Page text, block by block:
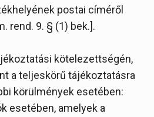
postai címéről
rend. 9. § (1) bek.].
kötelezettségén,
a teljeskörű tájékoztatásra
körülmények esetében:
esetében, amelyek a